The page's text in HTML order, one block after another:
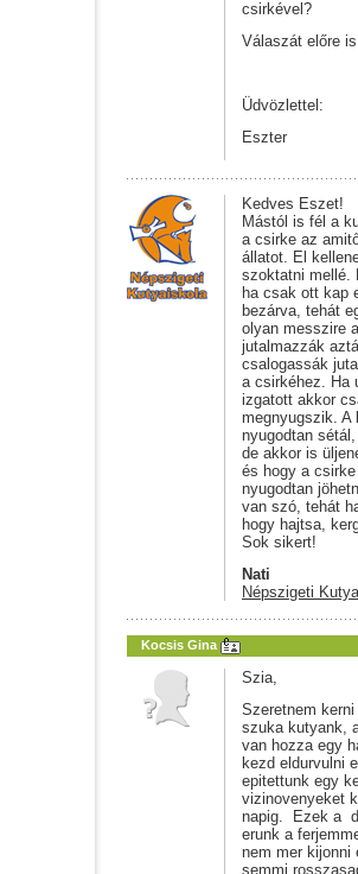
csirkével?
Válaszát előre
Üdvözlettel:
Eszter
Kedves Eszet!
Mástól is fél a
a csirke az
állatot. El
szoktatni mellé.
ha csak ott kap
bezárva, tehát
olyan messzire
jutalmazzák
csalogassák
a csirkéhez. Ha
izgatott akkor
megnyugszik. A
nyugodtan
de akkor is
és hogy a
nyugodtan
van szó, tehát
hogy hajtsa,
Sok sikert!
Nati
Népszigeti
Kocsis Gina
Szia,
Szeretnem
szuka kutyank,
van hozza egy
kezd eldurvulni
epitettunk egy
vizinovenyeket
napig. Ezek a
erunk a
nem mer kijonni
semmi